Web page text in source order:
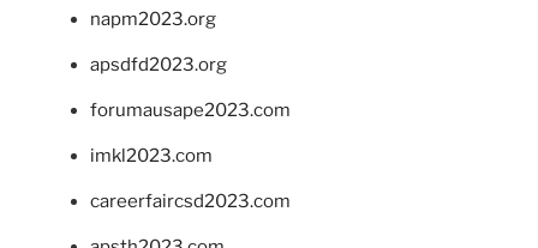
napm2023.org
apsdfd2023.org
forumausape2023.com
imkl2023.com
careerfaircsd2023.com